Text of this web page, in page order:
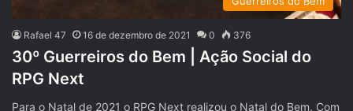
Rafael 47 16 de dezembro de 2021 0 376
30º Guerreiros do Bem | Ação Social do
RPG Next
Para o Natal de 2021 o RPG Next realizou o Natal do Bem. Com